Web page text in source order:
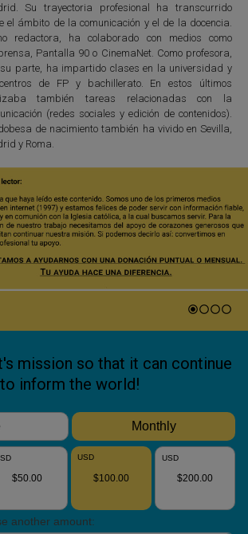
Su trayectoria profesional ha transcurrido
el ámbito de la comunicación y el de la docencia.
redactora, ha colaborado con medios como
Pantalla 90 o CinemaNet. Como profesora,
parte, ha impartido clases en la universidad y
de FP y bachillerato. En estos últimos
también tareas relacionadas con la
(redes sociales y edición de contenidos).
de nacimiento también ha vivido en Sevilla,
y Roma.